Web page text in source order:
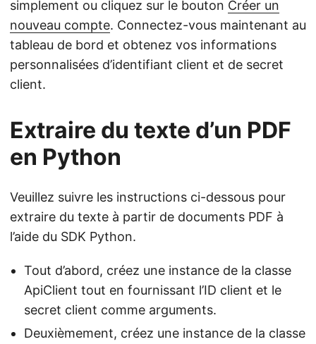
simplement ou cliquez sur le bouton Créer un
nouveau compte. Connectez-vous maintenant au
tableau de bord et obtenez vos informations
personnalisées d’identifiant client et de secret
client.
Extraire du texte d’un PDF
en Python
Veuillez suivre les instructions ci-dessous pour
extraire du texte à partir de documents PDF à
l’aide du SDK Python.
Tout d’abord, créez une instance de la classe
ApiClient tout en fournissant l’ID client et le
secret client comme arguments.
Deuxièmement, créez une instance de la classe